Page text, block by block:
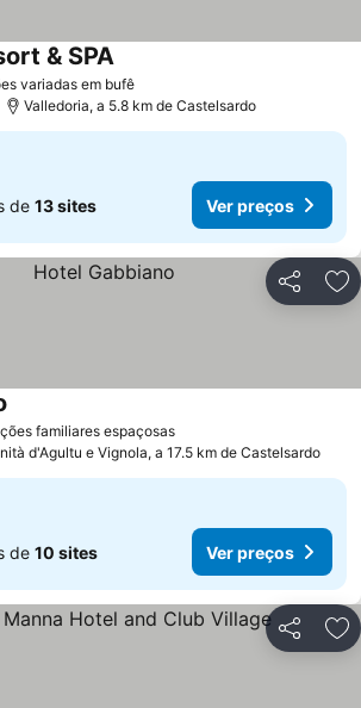
variadas em bufêVer preços
& SPAVer preços
Valledoria, a 5.8 km de Castelsardo
de 13 sites Ver preços
Partilhar
familiares espaçosasVer preços
d'Agultu e Vignola, a 17.5 km de Castelsardo
de 10 sites Ver preços
Partilhar